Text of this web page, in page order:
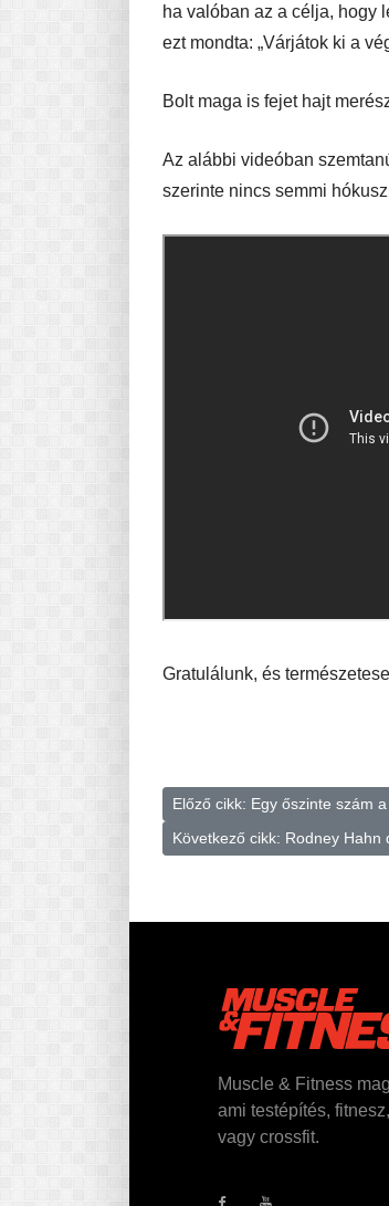
ha valóban az a célja, hogy
ezt mondta: „Várjátok ki a
Bolt maga is fejet hajt
Az alábbi videóban
szerinte nincs semmi
Gratulálunk, és
Előző cikk: Egy őszinte szám
Következő cikk: Rodney
Muscle & Fitness
ami testépítés,
vagy crossfit.